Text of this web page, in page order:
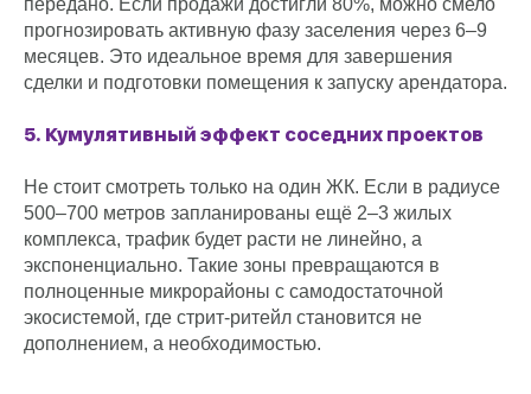
передано. Если продажи достигли 80%, можно смело
прогнозировать активную фазу заселения через 6–9
месяцев. Это идеальное время для завершения
сделки и подготовки помещения к запуску арендатора.
5. Кумулятивный эффект соседних проектов
Не стоит смотреть только на один ЖК. Если в радиусе
500–700 метров запланированы ещё 2–3 жилых
комплекса, трафик будет расти не линейно, а
экспоненциально. Такие зоны превращаются в
полноценные микрорайоны с самодостаточной
экосистемой, где стрит-ритейл становится не
дополнением, а необходимостью.